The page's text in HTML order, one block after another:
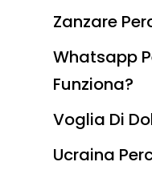
Zanzare
Whatsapp
Funziona?
Voglia Di
Ucraina